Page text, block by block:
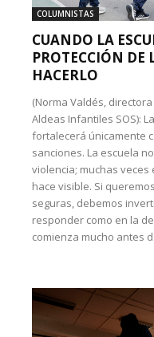
COLUMNISTAS
CUANDO LA
PROTECCIÓN DE
HACERLO
(Norma Valdés,
Aldeas Infantiles SOS):
fortalecerá únicamente
sanciones. La escuela
violencia; muchas
hace visible. Si
seguras, debemos
responder como en la
comienza mucho antes